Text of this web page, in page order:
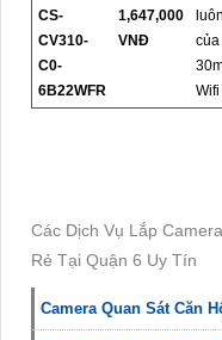
CS-
CV310-
C0-
6B22WFR
1,647,000
VNĐ
của
Các Dịch Vụ Lắp
Rẻ Tại Quận 6 Uy Tín
Camera Quan Sát Căn